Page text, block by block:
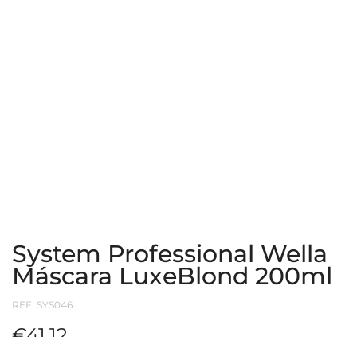
System Professional Wella
Máscara LuxeBlond 200ml
REF: SYS046